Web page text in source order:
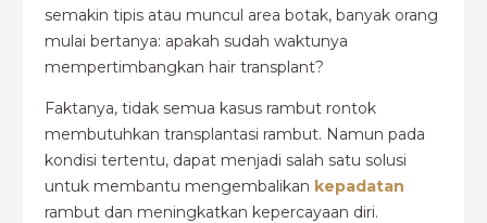
semakin tipis atau muncul area botak, banyak orang
mulai bertanya: apakah sudah waktunya
mempertimbangkan hair transplant?
Faktanya, tidak semua kasus rambut rontok
membutuhkan transplantasi rambut. Namun pada
kondisi tertentu, dapat menjadi salah satu solusi
untuk membantu mengembalikan kepadatan
rambut dan meningkatkan kepercayaan diri.